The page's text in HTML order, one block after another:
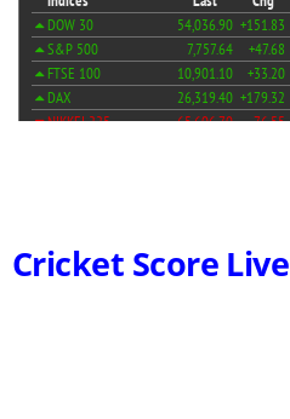
Cricket Score Live